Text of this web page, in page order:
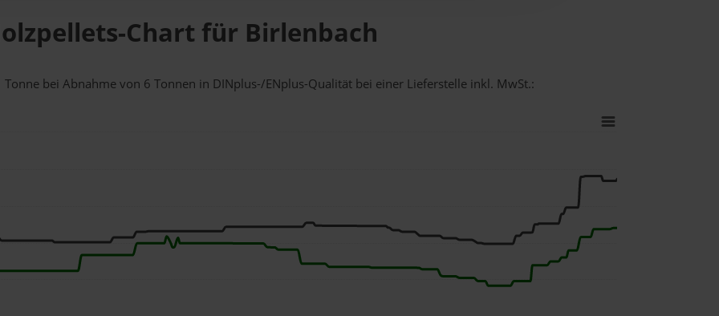
Chart für Birlenbach
bei Abnahmevon 6 Tonnen in DINplus-/ENplus-Qualität bei einer Lieferstelle inkl. MwSt.: